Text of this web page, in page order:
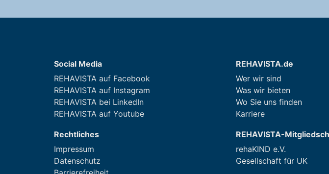
Social Media
REHAVISTA auf Facebook
REHAVISTA auf Instagram
REHAVISTA bei LinkedIn
REHAVISTA auf Youtube
REHAVISTA.de
Wer wir sind
Was wir bieten
Wo Sie uns finden
Karriere
Rechtliches
Impressum
Datenschutz
REHAVISTA-
rehaKIND e.V.
Gesellschaft für UK